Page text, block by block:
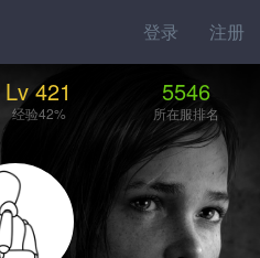
登录 注册
Lv 421
经验42%
5546
所在服排名